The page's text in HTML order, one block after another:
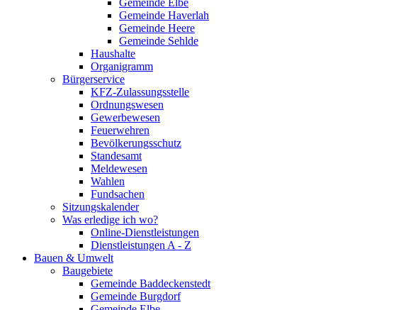
Gemeinde Haverlah
Gemeinde Heere
Gemeinde Sehlde
Haushalte
Organigramm
Bürgerservice
KFZ-Zulassungsstelle
Ordnungswesen
Gewerbewesen
Feuerwehren
Bevölkerungsschutz
Standesamt
Meldewesen
Wahlen
Fundsachen
Sitzungskalender
Was erledige ich wo?
Online-Dienstleistungen
Dienstleistungen A - Z
Bauen & Umwelt
Baugebiete
Gemeinde Baddeckenstedt
Gemeinde Burgdorf